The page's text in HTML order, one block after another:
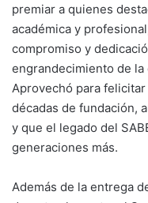
premiar a quienes
académica y
compromiso y
engrandecimiento de la
Aprovechó para
décadas de fundación,
y que el legado del
generaciones más.
Además de la entrega